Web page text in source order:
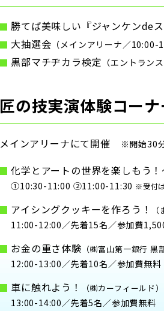
勝てば美味しい『ジャンケンdeス
大抽選会 （メインアリーナ／10:00-
黒部マチヂカラ検定 （エントランス
匠の技実演体験コーナ
メインアリーナにて開催 ※開始30
化学とアートの世界を楽しもう
①10:30-11:00 ②11:00-11:30 ※受付
アイシングクッキーを作ろう！
11:00-12:00／先着15名／参加費
お金の重さ体験 （㈱富山第一銀行 黒
12:00-13:00／先着10名／参加費無料
車に触れよう！ （㈱カーフィールド）
13:00-14:00／先着5名／参加費無料